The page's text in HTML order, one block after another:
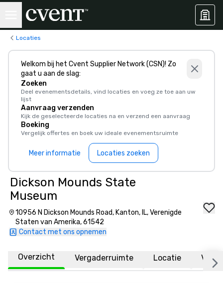
Locaties
Welkom bij het Cvent Supplier Network (CSN)! Zo
gaat u aan de slag:
Zoeken
Deel evenementsdetails, vind locaties en voeg ze toe aan uw
lijst
Aanvraag verzenden
Kijk de geselecteerde locaties na en verzend een aanvraag
Boeking
Vergelijk offertes en boek uw ideale evenementsruimte
Meer informatie Locaties zoeken
Dickson Mounds State
Museum
10956 N Dickson Mounds Road, Kanton, IL, Verenigde
Staten van Amerika, 61542
Contact met ons opnemen
Overzicht Vergaderruimte Locatie